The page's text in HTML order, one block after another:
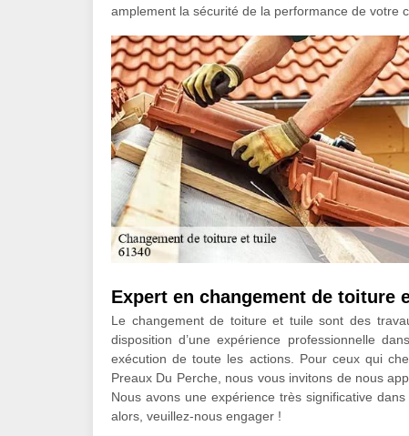
amplement la sécurité de la performance de votre
Expert en changement de toiture
Le changement de toiture et tuile sont des
disposition d’une expérience professionnelle
exécution de toute les actions. Pour ceux qui
Preaux Du Perche, nous vous invitons de nous
Nous avons une expérience très significative
alors, veuillez-nous engager !